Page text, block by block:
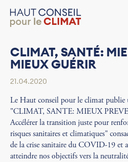
CLIMAT, SANTÉ:
MIEUX GUÉRIR
21.04.2020
Le Haut conseil pour le climat publie
"CLIMAT, SANTE: MIEUX
Accélérer la transition juste pour
risques sanitaires et climatiques"
de la crise sanitaire du COVID-19 et
atteindre nos objectifs vers la